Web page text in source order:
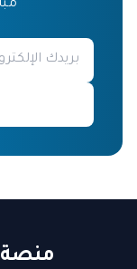
منصة